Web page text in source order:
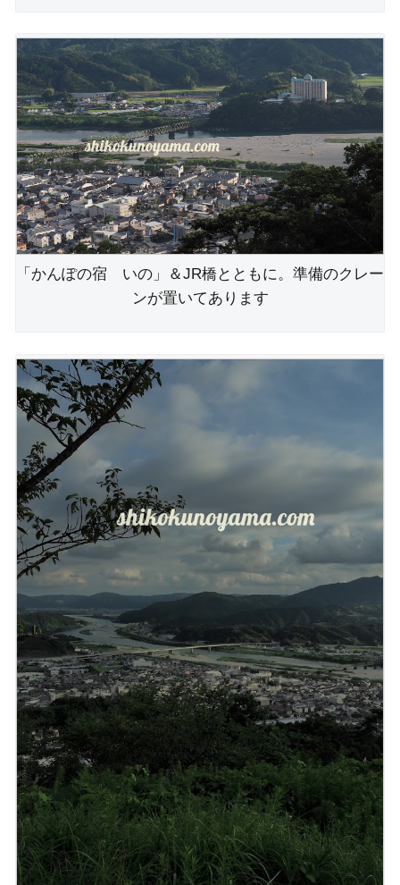
「かんぽの宿 いの」＆JR橋とともに。準備のクレー
ンが置いてあります